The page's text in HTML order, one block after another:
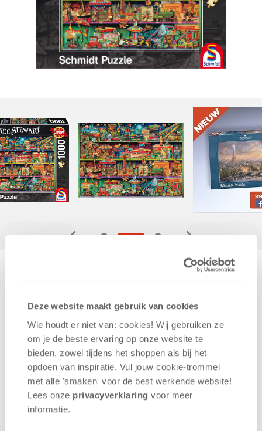
Deze website maakt gebruik van cookies
Wie houdt er niet van: cookies! Wij gebruiken ze
om je de beste ervaring op onze website te
bieden, zowel tijdens het shoppen als bij het
opdoen van inspiratie. Vul jouw cookie-trommel
met alle 'smaken' voor de best werkende website​!
Lees onze privacyverklaring voor meer
informatie.
ONTVANG 170 OVERWINNINGSPUNTEN
UIT HET ASSORTIMENT
Met deze Premium Quality-puzzels wordt puzzelen pas echt
genieten! Een puzzel met een afbeelding van kunstenares
Aimee Stewart vol fantasie en surrealisme. Bevat 1000